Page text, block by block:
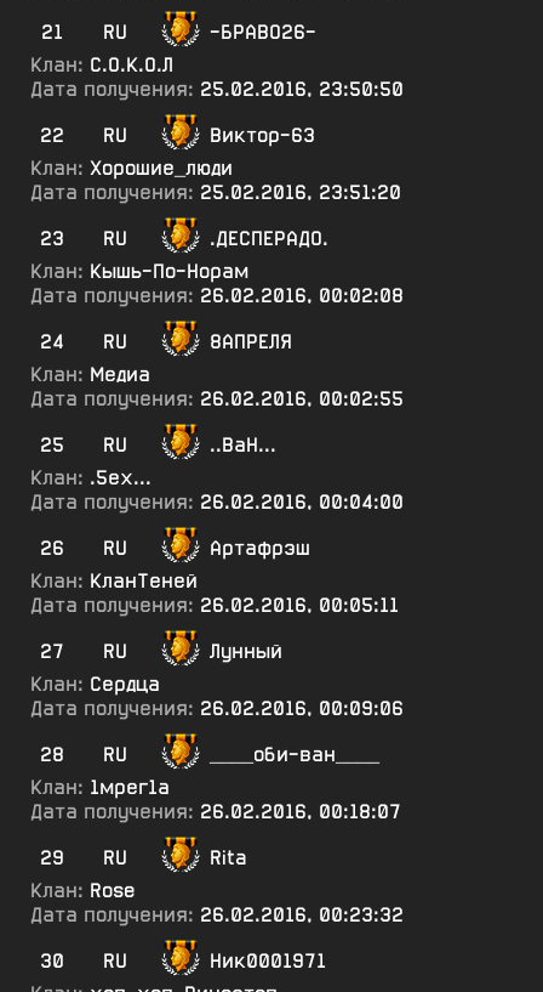
21
RU
-БРАВО26-
Клан: С.О.К.О.Л
Дата получения: 25.02.2016, 23:50:50
22
RU
Виктор-63
Клан: Хорошие_люди
Дата получения: 25.02.2016, 23:51:20
23
RU
.ДЕСПЕРАДО.
Клан: Кышь-По-Норам
Дата получения: 26.02.2016, 00:02:08
24
RU
8АПРЕЛЯ
Клан: Медиа
Дата получения: 26.02.2016, 00:02:55
25
RU
..ВаН...
Клан: .5ех...
Дата получения: 26.02.2016, 00:04:00
26
RU
Артафрэш
Клан: КланТеней
Дата получения: 26.02.2016, 00:05:11
27
RU
Лунный
Клан: Сердца
Дата получения: 26.02.2016, 00:09:06
28
RU
____оби-ван____
Клан: 1мрег1а
Дата получения: 26.02.2016, 00:18:07
29
RU
Rita
Клан: Rose
Дата получения: 26.02.2016, 00:23:32
30
RU
Ник0001971